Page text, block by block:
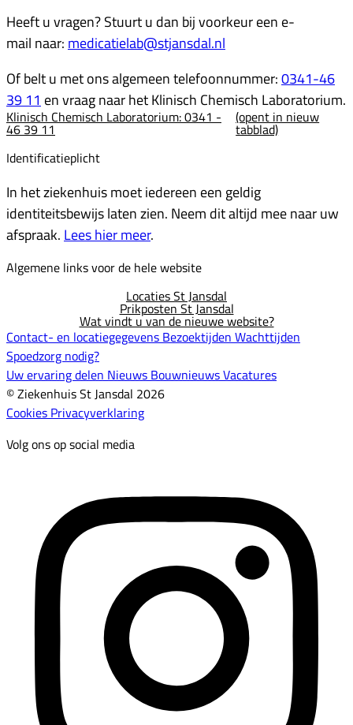
Heeft u vragen? Stuurt u dan bij voorkeur een e-
mail naar: medicatielab@stjansdal.nl
Of belt u met ons algemeen telefoonnummer:0341-46
39 11 en vraag naar het Klinisch Chemisch Laboratorium.
Klinisch Chemisch Laboratorium: 0341 -
46 39 11
(opent in nieuw
tabblad)
Identificatieplicht
In het ziekenhuis moet iedereen een geldig
identiteitsbewijs laten zien. Neem dit altijd mee naar uw
afspraak. Lees hier meer.
Algemene links voor de hele website
Locaties St Jansdal
Prikposten St Jansdal
Wat vindt u van de nieuwe website?
Contact- en locatiegegevens Bezoektijden Wachttijden
Spoedzorg nodig?
Uw ervaring delen Nieuws BouwnieuwsVacatures
© Ziekenhuis St Jansdal 2026
Cookies Privacyverklaring
Volg ons op social media